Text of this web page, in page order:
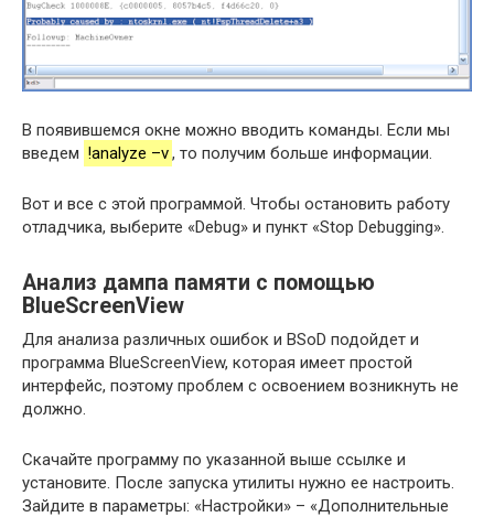
В появившемся окне можно вводить команды. Если мы
введем !analyze –v, то получим больше информации.
Вот и все с этой программой. Чтобы остановить работу
отладчика, выберите «Debug» и пункт «Stop Debugging».
Анализ дампа памяти с помощью
BlueScreenView
Для анализа различных ошибок и BSoD подойдет и
программа BlueScreenView, которая имеет простой
интерфейс, поэтому проблем с освоением возникнуть не
должно.
Скачайте программу по указанной выше ссылке и
установите. После запуска утилиты нужно ее настроить.
Зайдите в параметры: «Настройки» – «Дополнительные